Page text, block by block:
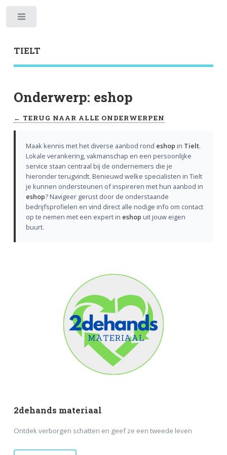
TIELT
Onderwerp: eshop
← TERUG NAAR ALLE ONDERWERPEN
Maak kennis met het diverse aanbod rond eshop in Tielt.
Lokale verankering, vakmanschap en een persoonlijke
service staan centraal bij de ondernemers die je
hieronder terugvindt. Benieuwd welke specialisten in Tielt
je kunnen ondersteunen of inspireren met hun aanbod in
eshop? Navigeer gerust door de onderstaande
bedrijfsprofielen en vind direct alle nodige info om contact
op te nemen met een expert in eshop uit jouw eigen
buurt.
2dehands materiaal
Ontdek verborgen schatten en geef ze een tweede leven